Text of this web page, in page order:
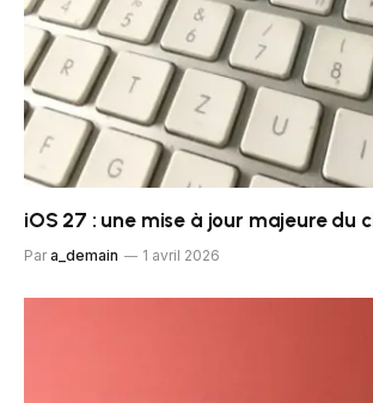
iOS 27 : une mise à jour majeure du
Par a_demain 1 avril 2026